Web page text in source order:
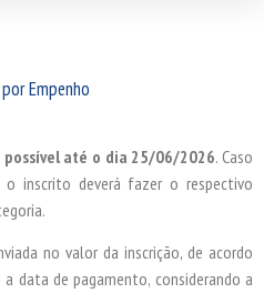
Empenho
possível até o dia 25/06/2026. Caso
inscrito deverá fazer o respectivo
no valor da inscrição, de acordo
data de pagamento, considerando a